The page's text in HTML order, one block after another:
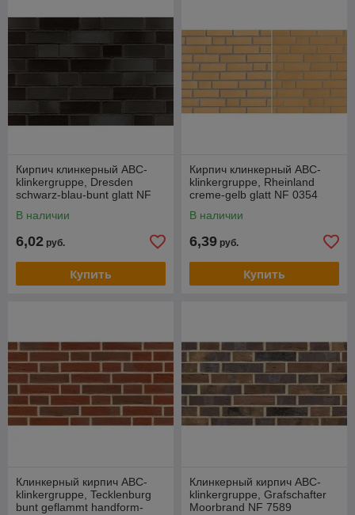
Кирпич клинкерный ABC-
klinkergruppe, Dresden
schwarz-blau-bunt glatt NF
В наличии
6,02 руб.
Купить
Кирпич клинкерный ABC-
klinkergruppe, Rheinland
creme-gelb glatt NF 0354
В наличии
6,39 руб.
Купить
Клинкерный кирпич ABC-
klinkergruppe, Tecklenburg
bunt geflammt handform-
Клинкерный кирпич ABC-
klinkergruppe, Grafschafter
Moorbrand NF 7589